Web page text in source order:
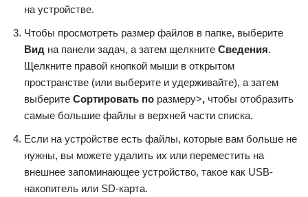
на устройстве.
Чтобы просмотреть размер файлов в папке, выберите
Вид на панели задач, а затем щелкните Сведения.
Щелкните правой кнопкой мыши в открытом
пространстве (или выберите и удерживайте), а затем
выберите Сортировать по размеру>, чтобы отобразить
самые большие файлы в верхней части списка.
Если на устройстве есть файлы, которые вам больше не
нужны, вы можете удалить их или переместить на
внешнее запоминающее устройство, такое как USB-
накопитель или SD-карта.